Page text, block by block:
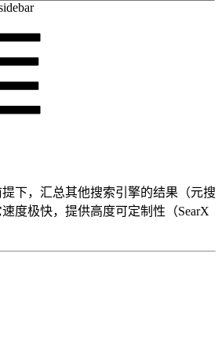
下，汇总其他搜索引擎的结果（元搜
度极快，提供高度可定制性（SearX